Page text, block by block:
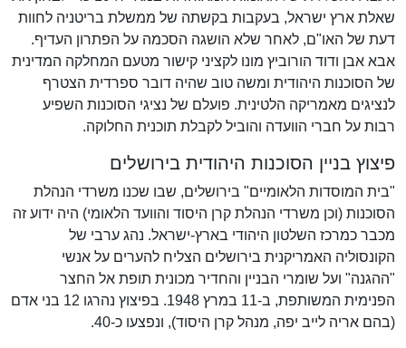
שאלת ארץ ישראל, בעקבות בקשתה של ממשלת בריטניה לחוות
דעת של האו"ם, לאחר שלא הושגה הסכמה על הפתרון העדיף.
אבא אבן ודוד הורוביץ מונו לקציני קישור מטעם המחלקה המדינית
של הסוכנות היהודית ומשה טוב שהיה דובר ספרדית הצטרף
לנציגים מאמריקה הלטינית. פועלם של נציגי הסוכנות השפיע
רבות על חברי הוועדה והוביל לקבלת תוכנית החלוקה.
פיצוץ בניין הסוכנות היהודית בירושלים
"בית המוסדות הלאומיים" בירושלים, שבו שכנו משרדי הנהלת
הסוכנות (וכן משרדי הנהלת קרן היסוד והוועד הלאומי) היה ידוע זה
מכבר כמרכז השלטון היהודי בארץ-ישראל. נהג ערבי של
הקונסוליה האמריקנית בירושלים הצליח להערים על אנשי
"ההגנה" ועל שומרי הבניין והחדיר מכונית תופת אל החצר
הפנימית המשותפת, ב-11 במרץ 1948. בפיצוץ נהרגו 12 בני אדם
(בהם אריה לייב יפה, מנהל קרן היסוד), ונפצעו כ-40.